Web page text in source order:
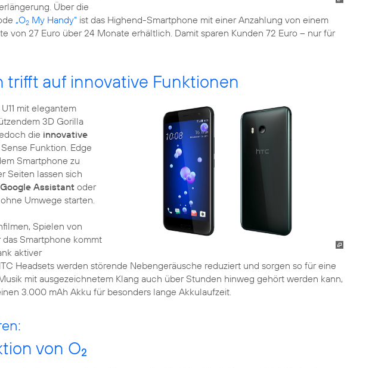
Über die
„O2 My Handy“ ist das Highend-Smartphone mit einer Anzahlung von einem
von 27 Euro über 24 Monate erhältlich. Damit sparen Kunden 72 Euro – nur für
trifft auf innovative Funktionen
mit elegantem
3D Gorilla
die innovative
Funktion. Edge
Smartphone zu
Seiten lassen sich
Google Assistant oder
Umwege starten.
Spielen von
das Smartphone kommt
aktiver
Headsets werden störende Nebengeräusche reduziert und sorgen so für eine
mit ausgezeichnetem Klang auch über Stunden hinweg gehört werden kann,
3.000 mAh Akku für besonders lange Akkulaufzeit.
von O2